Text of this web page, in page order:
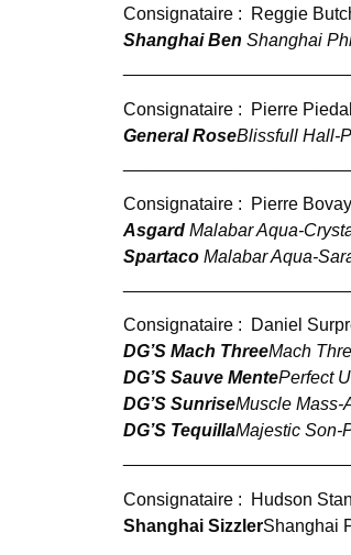
Consignataire :
Reggie
Shanghai Ben Shanghai
Consignataire : Pierre
General RoseBlissfull Hall-
Consignataire : Pierre
Asgard Malabar Aqua-
Spartaco Malabar Aqua-
Consignataire : Daniel
DG’S Mach ThreeMach
DG’S Sauve MentePerfect
DG’S SunriseMuscle Mass-
DG’S TequillaMajestic Son-
Consignataire :
Hudson
Shanghai SizzlerShanghai